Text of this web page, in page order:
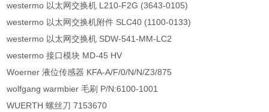
westermo 以太网交换机 L210-F2G (3643-0105)
westermo 以太网交换机附件 SLC40 (1100-0133)
westermo 以太网交换机 SDW-541-MM-LC2
westermo 接口模块 MD-45 HV
Woerner 液位传感器 KFA-A/F/0/N/N/Z3/875
wolfgang warmbier 毛刷 P/N:6100-1001
WUERTH 螺丝刀 7153670